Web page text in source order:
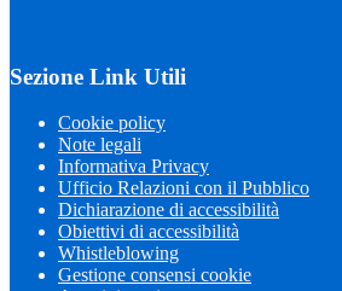
Sezione Link Utili
Cookie policy
Note legali
Informativa Privacy
Ufficio Relazioni con il Pubblico
Dichiarazione di accessibilità
Obiettivi di accessibilità
Whistleblowing
Gestione consensi cookie